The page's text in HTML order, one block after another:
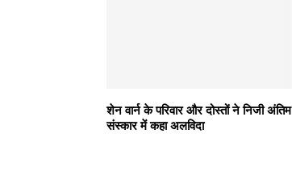
शेन वार्न के परिवार और दोस्तों ने निजी अंतिम
संस्कार में कहा अलविदा